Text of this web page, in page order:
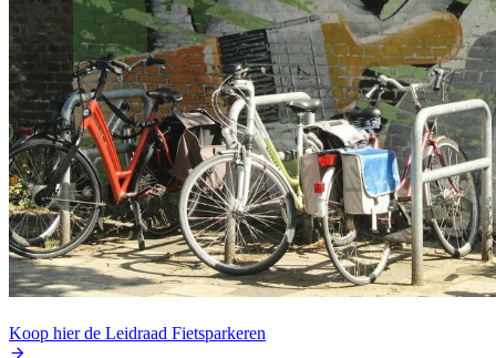
Koop hier de Leidraad Fietsparkeren